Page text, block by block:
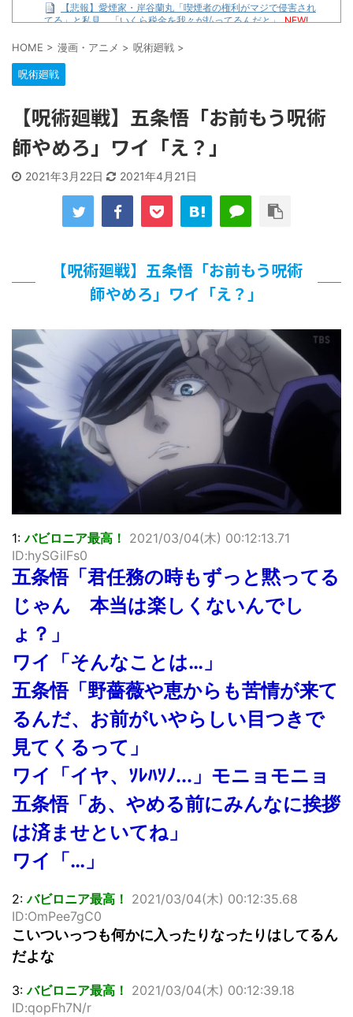
【悲報】愛煙家・岸谷蘭丸「喫煙者の権利がマジで侵害され
てる」と私見 「いくら税金を我々が払ってるんだと」 NEW!
【遊戯王】いつ見ても覚醒だけ地属性との関連が意味不明だ
な…
…背が高い娘
な…
「洋画に日本版主題歌は必要か?」論争
【ギャルゲ】「千恋*万花」のアニメ化決定でKOTOKOが主
題歌歌うよ！
北原ももさんの挑発!!!
【遊戯王】いつ見ても覚醒だけ地属性との関連が意味不明だ
美少女図鑑AWARD2026グランプリ・榎本彩乃、グラビア披
【画像】『プリズマ☆イリヤ』の新グッズ、流石に一線を越
えてしまう
北原ももさんの挑発!!!
【画像】顔100点、体30点の女ｗｗｗ
…背が高い娘
佐藤絢音ちゃん(11)が万バズ！！
「洋画に日本版主題歌は必要か?」論争
超能力が使えるようになったので限界まで極める事にした件
その２
【画像】『プリズマ☆イリヤ』の新グッズ、流石に一線を越
えてしまう
敵「ダンクーガは合体するまでが長過ぎてつまらない」←合
体する前から面白いんだよなぁ
まとめチェッカーは閉鎖しました。RSSの解除をお願いしま
かわからない
NHKにようこそ！を見終えたんだがｗｗｗ
Powered by livedoor 相互RSS
HOME > 漫画・アニメ > 呪術廻戦 >
呪術廻戦
【呪術廻戦】五条悟「お前もう呪術
師やめろ」ワイ「え？」
2021年3月22日 2021年4月21日
【呪術廻戦】五条悟「お前もう呪術
師やめろ」ワイ「え？」
1:バビロニア最高！ 2021/03/04(木) 00:12:13.71
ID:hySGilFs0
五条悟「君任務の時もずっと黙ってる
じゃん 本当は楽しくないんでし
ょ？」
ワイ「そんなことは…」
五条悟「野薔薇や恵からも苦情が来て
るんだ、お前がいやらしい目つきで
見てくるって」
ワイ「イヤ、ｿﾚﾊｿﾉ...」モニョモニョ
五条悟「あ、やめる前にみんなに挨拶
は済ませといてね」
ワイ「…」
2:バビロニア最高！ 2021/03/04(木) 00:12:35.68
ID:OmPee7gC0
こいついっつも何かに入ったりなったりはしてるん
だよな
3:バビロニア最高！ 2021/03/04(木) 00:12:39.18
ID:qopFh7N/r